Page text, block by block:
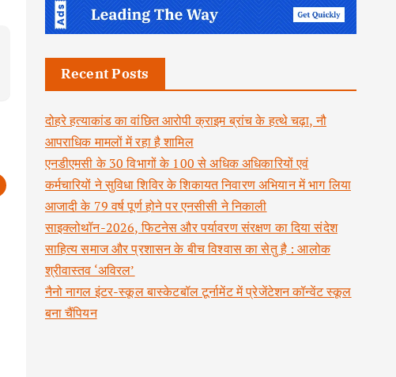
Recent Posts
दोहरे हत्याकांड का वांछित आरोपी क्राइम ब्रांच के हत्थे चढ़ा, नौ
आपराधिक मामलों में रहा है शामिल
एनडीएमसी के 30 विभागों के 100 से अधिक अधिकारियों एवं
कर्मचारियों ने सुविधा शिविर के शिकायत निवारण अभियान में भाग लिया
आजादी के 79 वर्ष पूर्ण होने पर एनसीसी ने निकाली
साइक्लोथॉन-2026, फिटनेस और पर्यावरण संरक्षण का दिया संदेश
साहित्य समाज और प्रशासन के बीच विश्वास का सेतु है : आलोक
श्रीवास्तव ‘अविरल’
नैनो नागल इंटर-स्कूल बास्केटबॉल टूर्नामेंट में प्रेजेंटेशन कॉन्वेंट स्कूल
बना चैंपियन